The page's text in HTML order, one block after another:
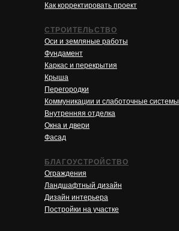
Как корректировать проект
СТРОИТЕЛЬСТВО
Оси и земляные работы
Фундамент
Каркас и перекрытия
Крыша
Перегородки
Коммуникации и слаботочные системы
Внутренняя отделка
Окна и двери
Фасад
БЛАГОУСТРОЙСТВО
Ограждения
Ландшафтный дизайн
Дизайн интерьера
Постройки на участке